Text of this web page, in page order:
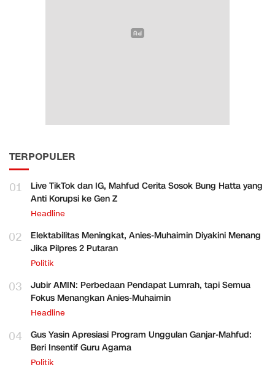
TERPOPULER
01
Live TikTok dan IG, Mahfud Cerita Sosok Bung Hatta yang
Anti Korupsi ke Gen Z
Headline
02
Elektabilitas Meningkat, Anies-Muhaimin Diyakini Menang
Jika Pilpres 2 Putaran
Politik
03
Jubir AMIN: Perbedaan Pendapat Lumrah, tapi Semua
Fokus Menangkan Anies-Muhaimin
Headline
04
Gus Yasin Apresiasi Program Unggulan Ganjar-Mahfud:
Beri Insentif Guru Agama
Politik